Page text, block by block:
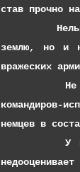
став прочно
Нельзя
землю, но и
вражеских
Не может
командиров-
немцев в
У немцев в